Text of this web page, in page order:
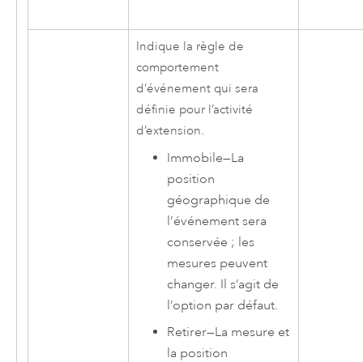
Indique la règle de
comportement
d’événement qui sera
définie pour l’activité
d’extension.
Immobile—La
position
géographique de
l’événement sera
conservée ; les
mesures peuvent
changer. Il s’agit de
l’option par défaut.
Retirer—La mesure et
la position